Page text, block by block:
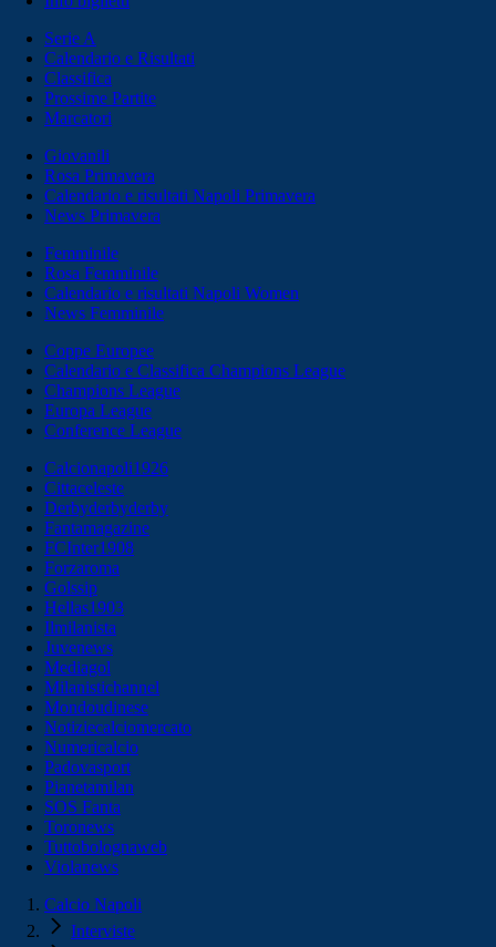
Serie A
Calendario e Risultati
Classifica
Prossime Partite
Marcatori
Giovanili
Rosa Primavera
Calendario e risultati Napoli Primavera
News Primavera
Femminile
Rosa Femminile
Calendario e risultati Napoli Women
News Femminile
Coppe Europee
Calendario e Classifica Champions League
Champions League
Europa League
Conference League
Calcionapoli1926
Cittaceleste
Derbyderbyderby
Fantamagazine
FCInter1908
Forzaroma
Golssip
Hellas1903
Ilmilanista
Juvenews
Mediagol
Milanistichannel
Mondoudinese
Notiziecalciomercato
Numericalcio
Padovasport
Pianetamilan
SOS Fanta
Toronews
Tuttobolognaweb
Violanews
Calcio Napoli
Interviste